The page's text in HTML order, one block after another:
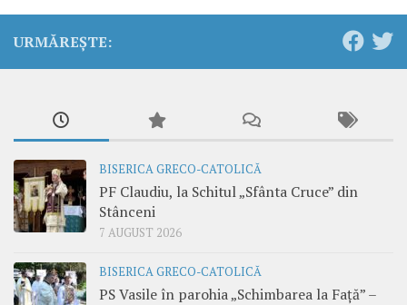
URMĂREȘTE:
BISERICA GRECO-CATOLICĂ
PF Claudiu, la Schitul „Sfânta Cruce” din
Stânceni
7 AUGUST 2026
BISERICA GRECO-CATOLICĂ
PS Vasile în parohia „Schimbarea la Față” –